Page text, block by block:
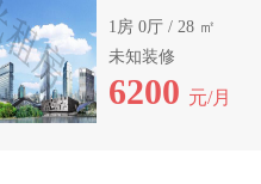
1房 0厅 / 28 ㎡
未知装修
6200 元/月